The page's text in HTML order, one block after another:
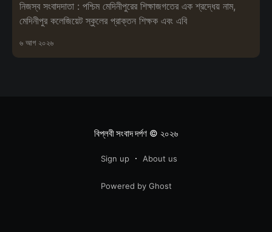
নিজস্ব সংবাদদাতা : পশ্চিম মেদিনীপুরের শিক্ষাজগতের এক শ্রদ্ধেয় নাম,
মেদিনীপুর কলেজিয়েট স্কুলের প্রাক্তন শিক্ষক এবং এবি
৬ আগ ২০২৬
বিপ্লবী সংবাদ দর্পণ© ২০২৬
Sign up About us
Powered by Ghost